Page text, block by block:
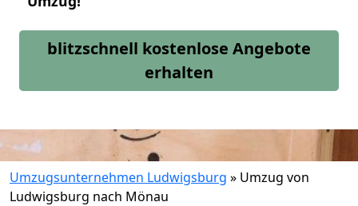
blitzschnell kostenlose Angebote
erhalten
Umzugsunternehmen Ludwigsburg » Umzug von
Ludwigsburg nach Mönau